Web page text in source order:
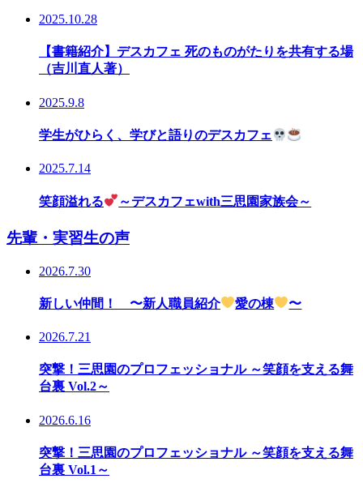
2025.10.28
【書籍紹介】デスカフェ 死のものがたりを共有する場
（吉川直人著）
2025.9.8
学生がひらく、学びと語りのデスカフェ
2025.7.14
笑顔溢れる ～デスカフェwith三思園家族会～
先輩・実習生の声
2026.7.30
新しい仲間！ 〜新人職員紹介 愛の棟 〜
2026.7.21
突撃！三思園のプロフェッショナル ～笑顔を支える舞
台裏 Vol.2～
2026.6.16
突撃！三思園のプロフェッショナル ～笑顔を支える舞
台裏 Vol.1～